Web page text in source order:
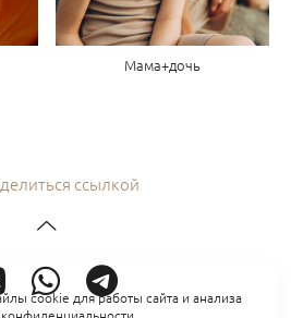
Мама+дочь
ссылкой
cookie для работы сайта и анализа